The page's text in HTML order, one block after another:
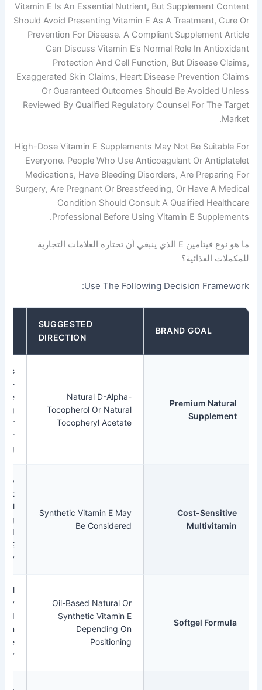
Vitamin E Is An Essential Nutrient, But
Should Avoid Presenting Vitamin E As A
Prevention For Disease. A Compliant
Can Discuss Vitamin E’s Normal Role In
Protection And Cell Function, But
Exaggerated Skin Claims, Heart Disease
Or Guaranteed Outcomes Should Be
Reviewed By Qualified Regulatory Counsel For
High-Dose Vitamin E Supplements May Not Be
Everyone. People Who Use Anticoagulant Or
Medications, Have Bleeding Disorders, Are
Surgery, Are Pregnant Or Breastfeeding, Or Have
Condition Should Consult A Qualified
Professional Before Using Vitamin E
ما هو نوع فيتامين E الذي ينبغي أن تختاره العلامات التجارية
Use The Following Decision
BRAND GOAL
SUGGESTED
WHY IT
Premium
Natural D-Alpha-
Tocopherol Or Natural
Tocopheryl Acetate
Positioning
And Higher
Cost-
Synthetic Vitamin E May
Be Considered
Manage Cost
Providing
Softgel
Oil-Based Natural Or
Synthetic Vitamin E
Depending On
Compatibility
And